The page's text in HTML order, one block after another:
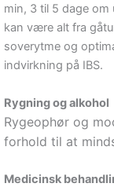
min, 3 til 5 dage
kan være alt fra
soverytme og
indvirkning på IBS.
Rygning og alkohol
Rygeophør og
forhold til at
Medicinsk